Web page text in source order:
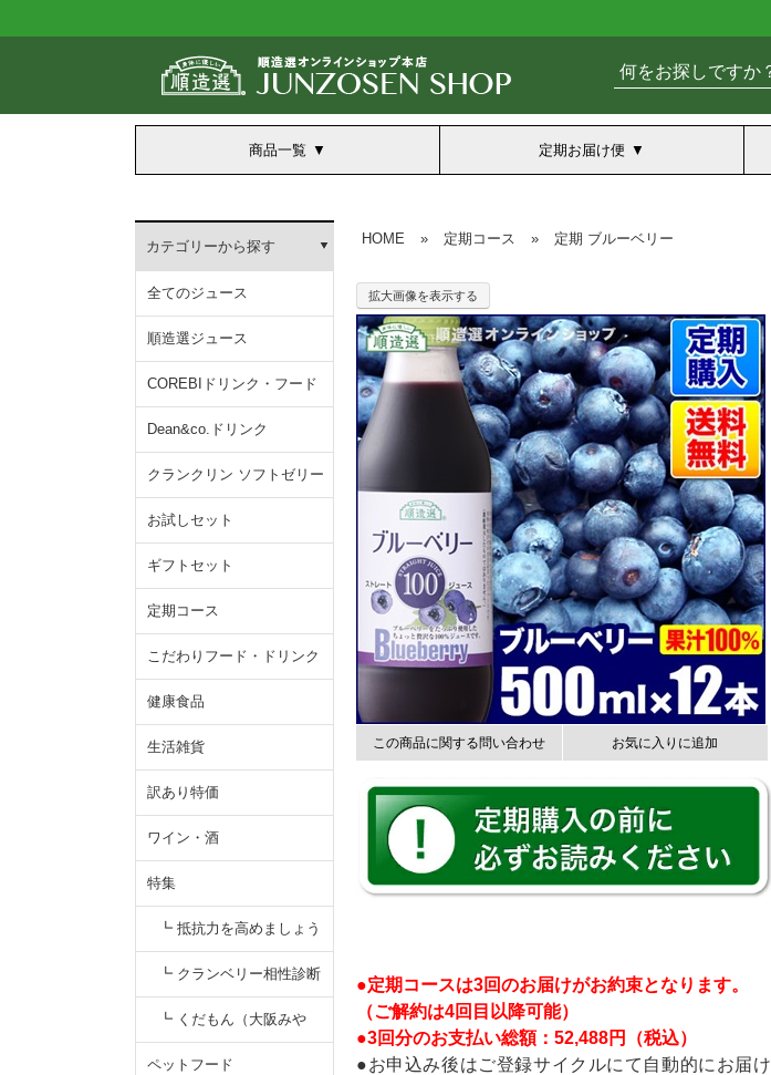
商品一覧 定期お届け便
カテゴリーから探す
全てのジュース
順造選ジュース
COREBIドリンク・フード
Dean&co.ドリンク
クランクリン ソフトゼリー
お試しセット
ギフトセット
定期コース
こだわりフード・ドリンク
健康食品
生活雑貨
訳あり特価
ワイン・酒
特集
┗ 抵抗力を高めましょう
┗ クランベリー相性診断
┗ くだもん（大阪みや
げ）
ペットフード
HOME » 定期コース » 定期 ブルーベリー
拡大画像を表示する
この商品に関する問い合わせ お気に入りに追加
●定期コースは3回のお届けがお約束となります。
（ご解約は4回目以降可能）
●3回分のお支払い総額：52,488円（税込）
●お申込み後はご登録サイクルにて自動的にお届け